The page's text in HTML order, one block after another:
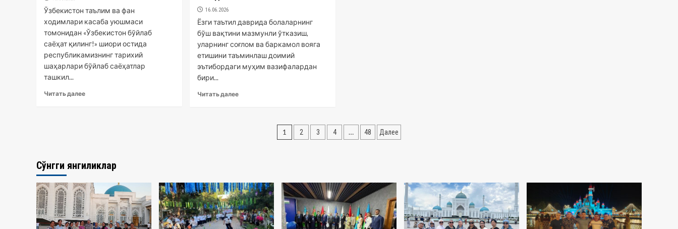
Ўзбекистон таълим ва фан
ходимлари касаба уюшмаси
томонидан «Ўзбекистон бўйлаб
саёҳат қилинг!» шиори остида
республикамизнинг тарихий
шаҳарлари бўйлаб саёҳатлар
ташкил...
Читать далее
16.06.2026
Ёзги таътил даврида болаларнинг
бўш вақтини мазмунли ўтказиш,
уларнинг соғлом ва баркамол вояга
етишини таъминлаш доимий
эътибордаги муҳим вазифалардан
бири...
Читать далее
Навигация
1 2 3 4 … 48 Далее
Сўнгги янгиликлар